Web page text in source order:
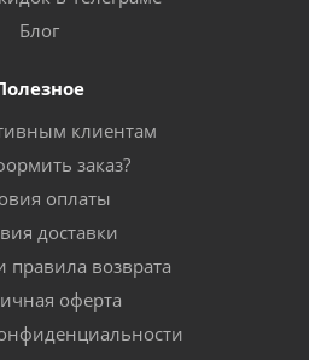
Блог
клиентам
заказ?
оплаты
доставки
правила возврата
оферта